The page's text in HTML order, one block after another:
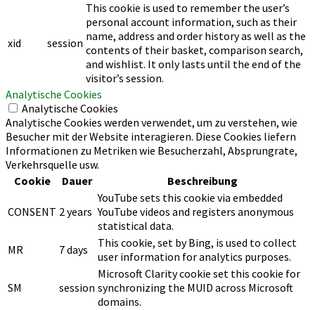
xid session
This cookie is used to remember the user’s
personal account information, such as their
name, address and order history as well as the
contents of their basket, comparison search,
and wishlist. It only lasts until the end of the
visitor’s session.
Analytische Cookies
Analytische Cookies
Analytische Cookies werden verwendet, um zu verstehen, wie
Besucher mit der Website interagieren. Diese Cookies liefern
Informationen zu Metriken wie Besucherzahl, Absprungrate,
Verkehrsquelle usw.
Cookie
Dauer Beschreibung
CONSENT 2 years
YouTube sets this cookie via embedded
YouTube videos and registers anonymous
statistical data.
MR
7 days
This cookie, set by Bing, is used to collect
user information for analytics purposes.
SM session
Microsoft Clarity cookie set this cookie for
synchronizing the MUID across Microsoft
domains.